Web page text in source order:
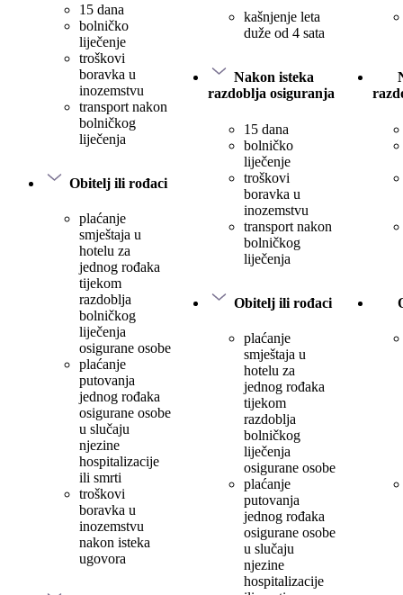
15 dana
bolničko
liječenje
troškovi
boravka u
inozemstvu
transport nakon
bolničkog
liječenja
Obitelj ili rođaci
plaćanje
smještaja u
hotelu za
jednog rođaka
tijekom
razdoblja
bolničkog
liječenja
osigurane osobe
plaćanje
putovanja
jednog rođaka
osigurane osobe
u slučaju
njezine
hospitalizacije
ili smrti
troškovi
boravka u
inozemstvu
nakon isteka
ugovora
kašnjenje leta
duže od 4 sata
Nakon isteka
razdoblja osiguranja
15 dana
bolničko
liječenje
troškovi
boravka u
inozemstvu
transport nakon
bolničkog
liječenja
Obitelj ili rođaci
plaćanje
smještaja u
hotelu za
jednog rođaka
tijekom
razdoblja
bolničkog
liječenja
osigurane osobe
plaćanje
putovanja
jednog rođaka
osigurane osobe
u slučaju
njezine
hospitalizacije